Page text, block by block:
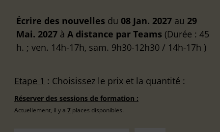
Écrire des nouvelles du 08 Jan. 2027 au 29
Mai. 2027 à A distance par Teams (Durée : 45
h. ; ven. 14h-17h, sam. 9h30-12h30 / 14h-17h )
Etape 1 : Choisissez le prix et la quantité :
Réserver des sessions de formation :
Actuellement, il y a 7 places disponibles.